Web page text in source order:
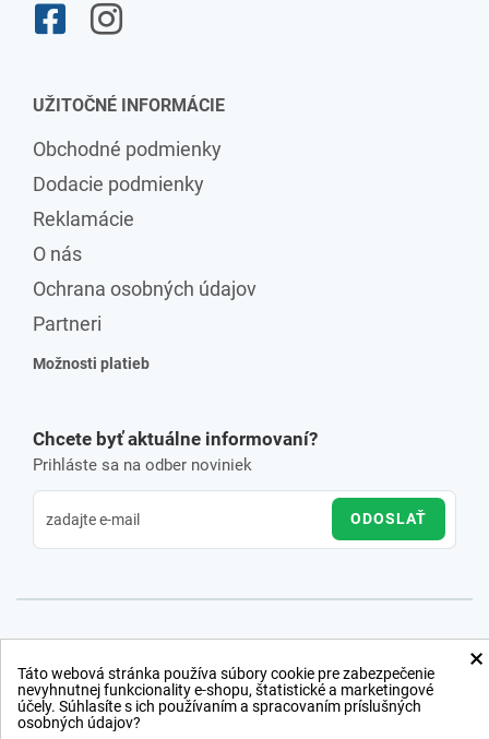
UŽITOČNÉ INFORMÁCIE
Obchodné podmienky
Dodacie podmienky
Reklamácie
O nás
Ochrana osobných údajov
Partneri
Možnosti platieb
Chcete byť aktuálne informovaní?
Prihláste sa na odber noviniek
ODOSLAŤ
×
Táto webová stránka používa súbory cookie pre zabezpečenie
nevyhnutnej funkcionality e-shopu, štatistické a marketingové
účely. Súhlasíte s ich používaním a spracovaním príslušných
osobných údajov?